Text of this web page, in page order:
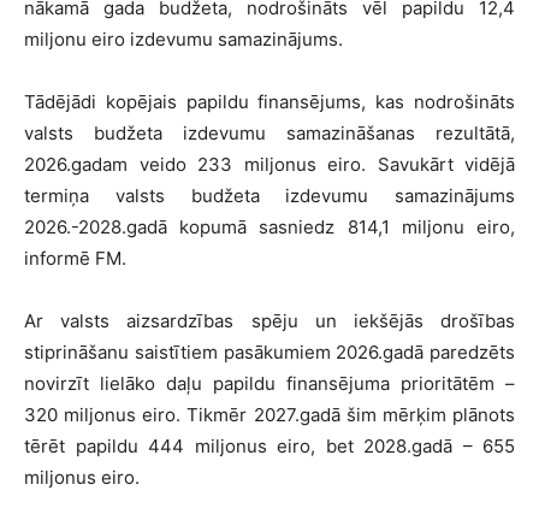
nākamā gada budžeta, nodrošināts vēl papildu 12,4
miljonu eiro izdevumu samazinājums.
Tādējādi kopējais papildu finansējums, kas nodrošināts
valsts budžeta izdevumu samazināšanas rezultātā,
2026.gadam veido 233 miljonus eiro. Savukārt vidējā
termiņa valsts budžeta izdevumu samazinājums
2026.-2028.gadā kopumā sasniedz 814,1 miljonu eiro,
informē FM.
Ar valsts aizsardzības spēju un iekšējās drošības
stiprināšanu saistītiem pasākumiem 2026.gadā paredzēts
novirzīt lielāko daļu papildu finansējuma prioritātēm –
320 miljonus eiro. Tikmēr 2027.gadā šim mērķim plānots
tērēt papildu 444 miljonus eiro, bet 2028.gadā – 655
miljonus eiro.